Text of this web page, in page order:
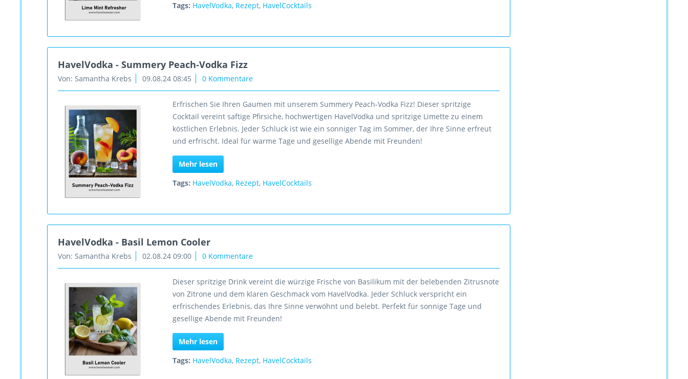
Tags: HavelVodka, Rezept, HavelCocktails
HavelVodka - Summery Peach-Vodka Fizz
Von: Samantha Krebs 09.08.24 08:45 0 Kommentare
Erfrischen Sie Ihren Gaumen mit unserem Summery Peach-Vodka Fizz! Dieser spritzige
Cocktail vereint saftige Pfirsiche, hochwertigen HavelVodka und spritzige Limette zu einem
köstlichen Erlebnis. Jeder Schluck ist wie ein sonniger Tag im Sommer, der Ihre Sinne erfreut
und erfrischt. Ideal für warme Tage und gesellige Abende mit Freunden!
Mehr lesen
Tags: HavelVodka, Rezept, HavelCocktails
HavelVodka - Basil Lemon Cooler
Von: Samantha Krebs 02.08.24 09:00 0 Kommentare
Dieser spritzige Drink vereint die würzige Frische von Basilikum mit der belebenden Zitrusnote
von Zitrone und dem klaren Geschmack vom HavelVodka. Jeder Schluck verspricht ein
erfrischendes Erlebnis, das Ihre Sinne verwöhnt und belebt. Perfekt für sonnige Tage und
gesellige Abende mit Freunden!
Mehr lesen
Tags: HavelVodka, Rezept, HavelCocktails